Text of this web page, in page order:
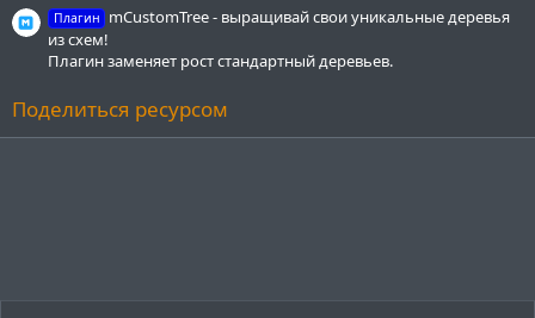
Плагин
mCustomTree - выращивай свои уникальные деревья
из схем!
Плагин заменяет рост стандартный деревьев.
Поделиться ресурсом